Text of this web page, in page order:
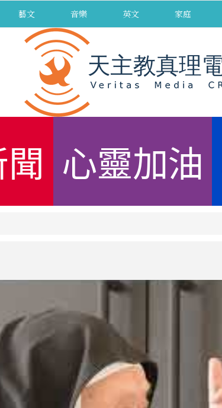
藝文 音樂 英文 家庭
心靈加油